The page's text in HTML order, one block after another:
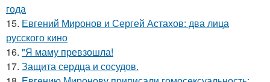
года
15. Евгений Миронов и Сергей Астахов: два лица
русского кино
16. "Я маму превзошла!
17. Защита сердца и сосудов.